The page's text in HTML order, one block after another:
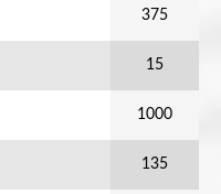
375
15
1000
135